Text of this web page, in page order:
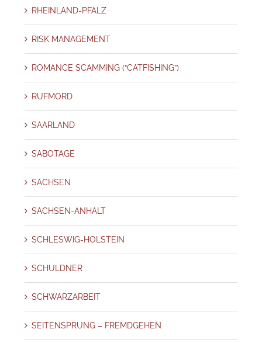
RHEINLAND-PFALZ
RISK MANAGEMENT
ROMANCE SCAMMING (“CATFISHING”)
RUFMORD
SAARLAND
SABOTAGE
SACHSEN
SACHSEN-ANHALT
SCHLESWIG-HOLSTEIN
SCHULDNER
SCHWARZARBEIT
SEITENSPRUNG – FREMDGEHEN